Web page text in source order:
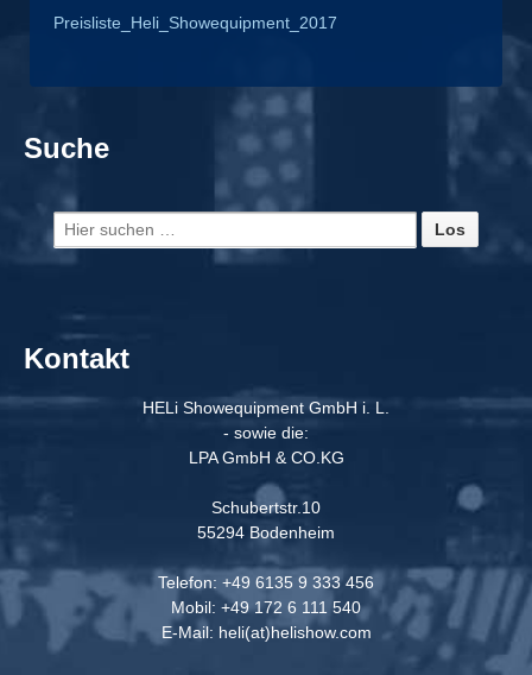
Preisliste_Heli_Showequipment_2017
Suche
Suche
nach:
Kontakt
HELi Showequipment GmbH i. L.
- sowie die:
LPA GmbH & CO.KG
Schubertstr.10
55294 Bodenheim
Telefon: +49 6135 9 333 456
Mobil: +49 172 6 111 540
E-Mail: heli(at)helishow.com